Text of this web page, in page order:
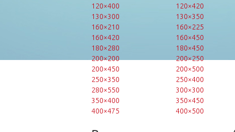
120×400
120×420
130×300
130×350
160×210
160×225
160×420
160×450
180×280
180×450
200×200
200×250
200×450
200×500
250×350
250×400
280×550
300×300
350×400
350×450
400×475
400×500